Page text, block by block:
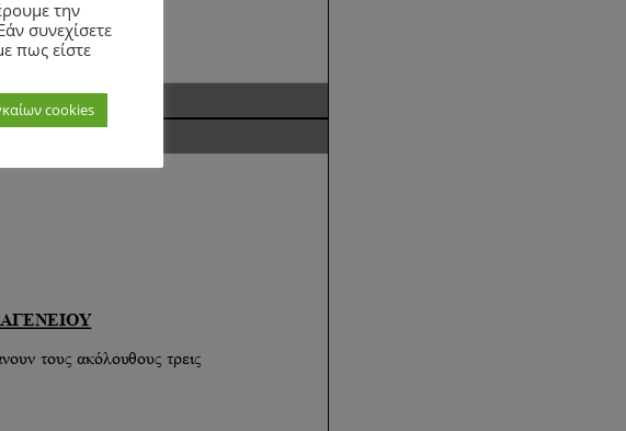
την
συνεχίσετε
πως είστε
cookies